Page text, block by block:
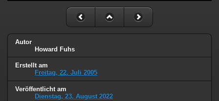
Autor
Howard Fuhs
Erstellt am
Freitag, 22. Juli 2005
Veröffentlicht am
Dienstag, 23. August 2022